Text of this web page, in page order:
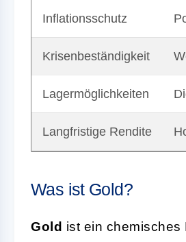
Inflationsschutz
Krisenbeständigkeit
Lagermöglichkeiten
Langfristige Rendite
Was ist Gold?
Gold ist ein chemisches